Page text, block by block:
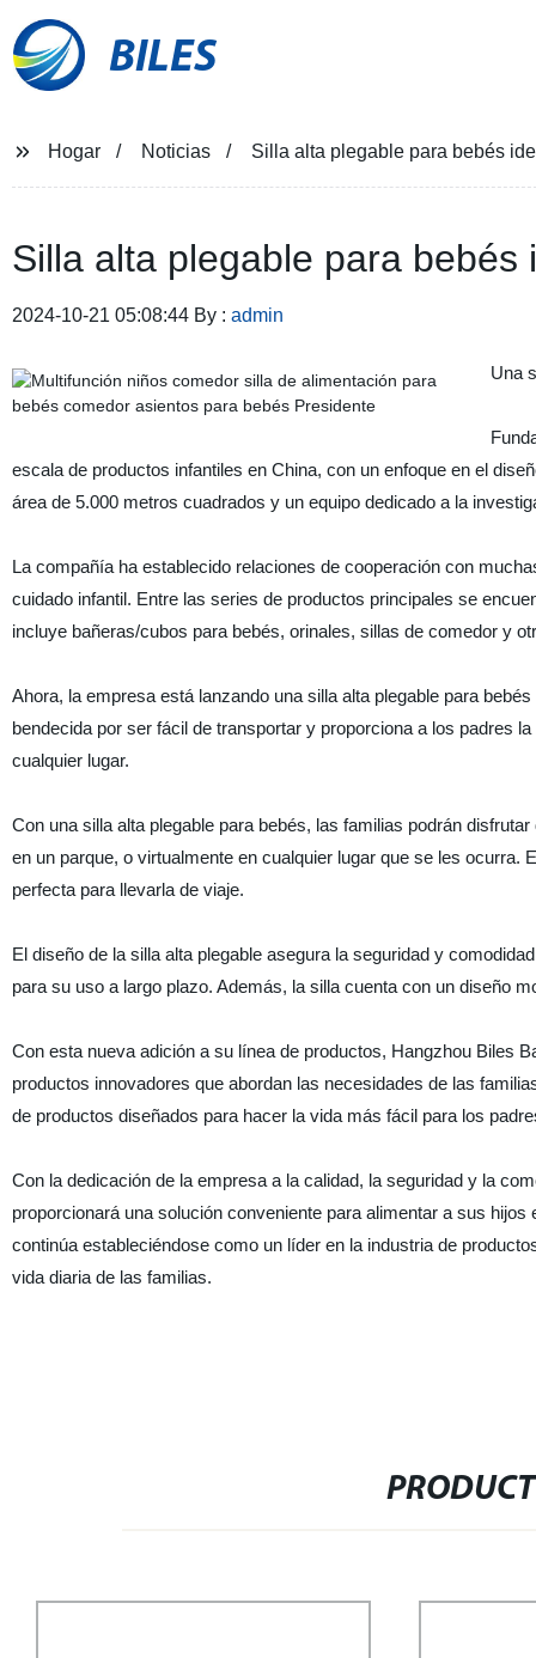
BILES
Hogar Noticias Silla alta plegable para bebés
Silla alta plegable para
2024-10-21 05:08:44 By : admin
Una
escala de productos infantiles en China, con un enfoque en el
área de 5.000 metros cuadrados y un equipo dedicado a la
La compañía ha establecido relaciones de cooperación con
cuidado infantil. Entre las series de productos principales se
incluye bañeras/cubos para bebés, orinales, sillas de comedor y
Ahora, la empresa está lanzando una silla alta plegable para
bendecida por ser fácil de transportar y proporciona a los padres
cualquier lugar.
Con una silla alta plegable para bebés, las familias podrán
en un parque, o virtualmente en cualquier lugar que se les
perfecta para llevarla de viaje.
El diseño de la silla alta plegable asegura la seguridad y
para su uso a largo plazo. Además, la silla cuenta con un diseño
Con esta nueva adición a su línea de productos, Hangzhou Biles
productos innovadores que abordan las necesidades de las
de productos diseñados para hacer la vida más fácil para los
Con la dedicación de la empresa a la calidad, la seguridad y la
proporcionará una solución conveniente para alimentar a sus
continúa estableciéndose como un líder en la industria de
vida diaria de las familias.